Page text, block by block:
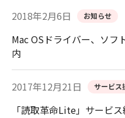
2018年2月6日 お知らせ
Mac OSドライバー、ソフ
内
2017年12月21日 サービス
「読取革命Lite」サービ